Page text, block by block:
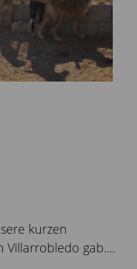
kurzen
Villarrobledo gab....